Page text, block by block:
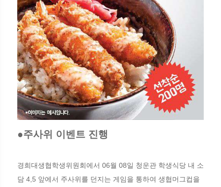
●주사위 이벤트 진행
경희대생협학생위원회에서 06월 08일 청운관 학생식당 내 소
담 4,5 앞에서 주사위를 던지는 게임을 통하여 생협머그컵을